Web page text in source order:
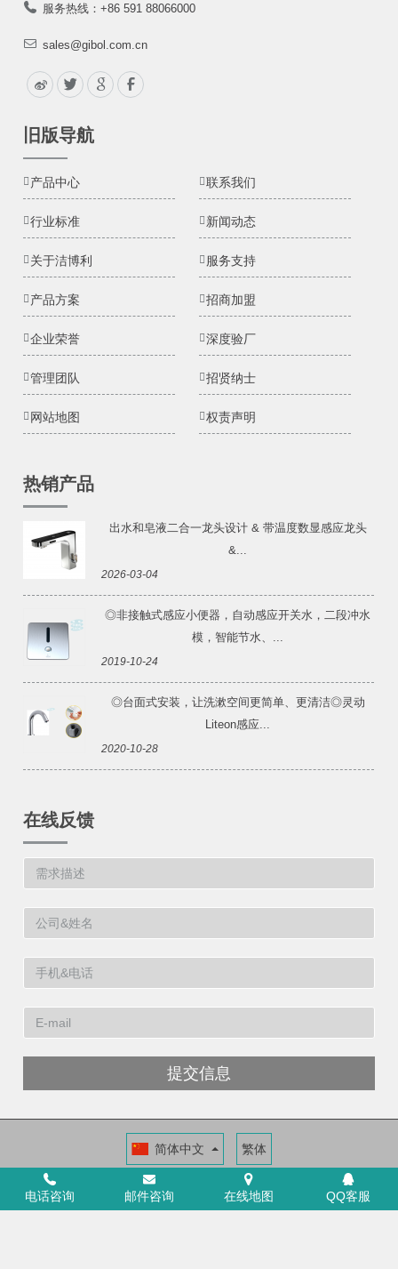
服务热线：+86 591 88066000
sales@gibol.com.cn
旧版导航
产品中心 联系我们
行业标准 新闻动态
关于洁博利 服务支持
产品方案 招商加盟
企业荣誉 深度验厂
管理团队 招贤纳士
网站地图 权责声明
热销产品
出水和皂液二合一龙头设计 & 带温度数显感应龙头
&...
2026-03-04
◎非接触式感应小便器，自动感应开关水，二段冲水
模，智能节水、...
2019-10-24
◎台面式安装，让洗漱空间更简单、更清洁◎灵动
Liteon感应...
2020-10-28
在线反馈
提交信息
简体中文 繁体
福建洁博利厨卫科技有限公司
福建省福州市高新区两园科技园3号楼
+86 591 88066000
电话咨询 邮件咨询 在线地图 QQ客服